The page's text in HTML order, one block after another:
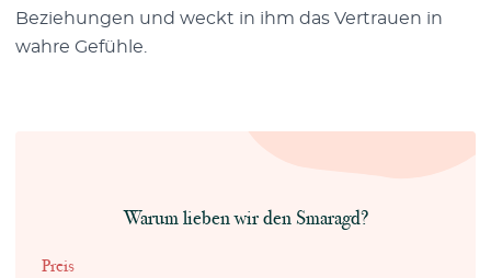
Beziehungen und weckt in ihm das Vertrauen in
wahre Gefühle.
Warum lieben wir den Smaragd?
Preis